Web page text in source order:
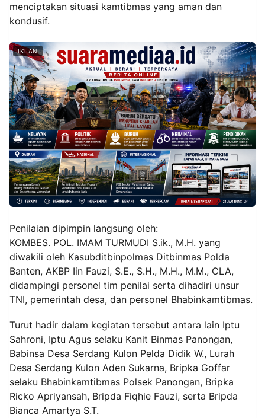
menciptakan situasi kamtibmas yang aman dan
kondusif.
IKLAN
Penilaian dipimpin langsung oleh:
KOMBES. POL. IMAM TURMUDI S.ik., M.H. yang
diwakili oleh Kasubditbinpolmas Ditbinmas Polda
Banten, AKBP Iin Fauzi, S.E., S.H., M.H., M.M., CLA,
didampingi personel tim penilai serta dihadiri unsur
TNI, pemerintah desa, dan personel Bhabinkamtibmas.
Turut hadir dalam kegiatan tersebut antara lain Iptu
Sahroni, Iptu Agus selaku Kanit Binmas Panongan,
Babinsa Desa Serdang Kulon Pelda Didik W., Lurah
Desa Serdang Kulon Aden Sukarna, Bripka Goffar
selaku Bhabinkamtibmas Polsek Panongan, Bripka
Ricko Apriyansah, Bripda Fiqhie Fauzi, serta Bripda
Bianca Amartya S.T.